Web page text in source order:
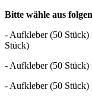
Bitte wähle aus
- Aufkleber (50 Stück)
Stück)
- Aufkleber (50 Stück)
- Aufkleber (50 Stück)